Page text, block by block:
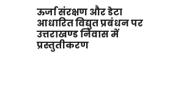
ऊर्जा संरक्षण और डेटा
आधारित विद्युत प्रबंधन पर
उत्तराखण्ड निवास में
प्रस्तुतीकरण